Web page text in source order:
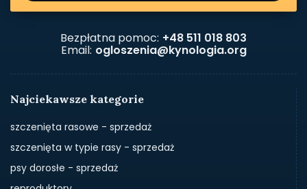
Bezpłatna pomoc: +48 511 018 803
Email: ogloszenia@kynologia.org
Najciekawsze kategorie
szczenięta rasowe - sprzedaż
szczenięta w typie rasy - sprzedaż
psy dorosłe - sprzedaż